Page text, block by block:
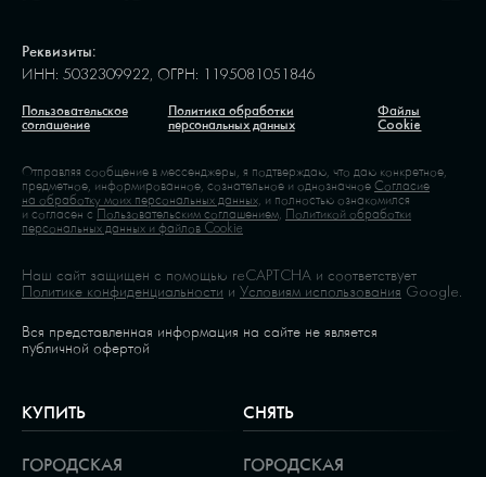
КУПИТЬ
ГОРОДСКАЯ
СНЯТЬ
ГОРОДСКАЯ
Реквизиты:
ИНН: 5032309922, ОГРН: 1195081051846
Пользовательское
соглашение
Политика обработки
персональных данных
Файлы
Cookie
Отправляя сообщение в мессенджеры, я подтверждаю, что даю конкретное,
предметное, информированное, сознательное и однозначноеСогласие
на обработку моих персональных данных, и полностью ознакомился
и согласен сПользовательским соглашением, Политикой обработки
персональных данных и файлов Cookie
Наш сайт защищен с помощью reCAPTCHA и соответствует
Политике конфиденциальности и Условиям использования Google.
Вся представленная информация на сайте не является
публичной офертой